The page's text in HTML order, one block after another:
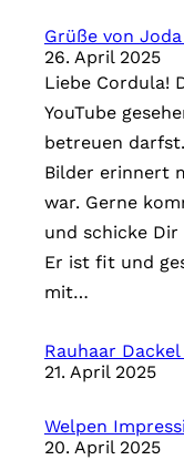
i
e
n
Grüße von
26. April 2025
Liebe Cordula!
YouTube
betreuen
Bilder erinnert
war. Gerne
und schicke
Er ist fit und
mit…
Rauhaar
21. April 2025
Welpen
20. April 2025